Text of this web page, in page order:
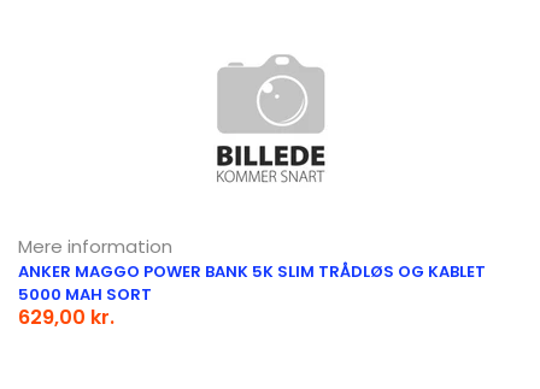
Mere information
ANKER MAGGO POWER BANK 5K SLIM TRÅDLØS OG KABLET
5000 MAH SORT
629,00 kr.